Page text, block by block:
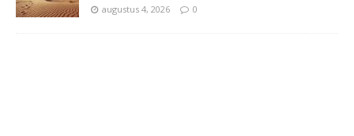
augustus 4, 2026 0